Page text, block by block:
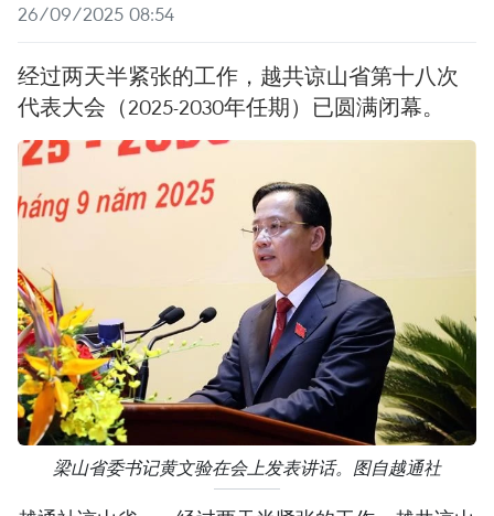
26/09/2025 08:54
经过两天半紧张的工作，越共谅山省第十八次
代表大会（2025-2030年任期）已圆满闭幕。
梁山省委书记黄文验在会上发表讲话。图自越通社